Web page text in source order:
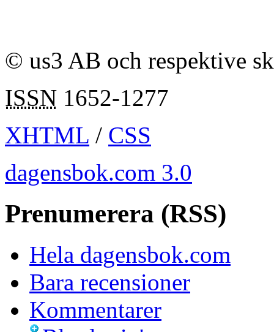
© us3 AB och respektive
ISSN 1652-1277
XHTML / CSS
dagensbok.com 3.0
Prenumerera (RSS)
Hela dagensbok.com
Bara recensioner
Kommentarer